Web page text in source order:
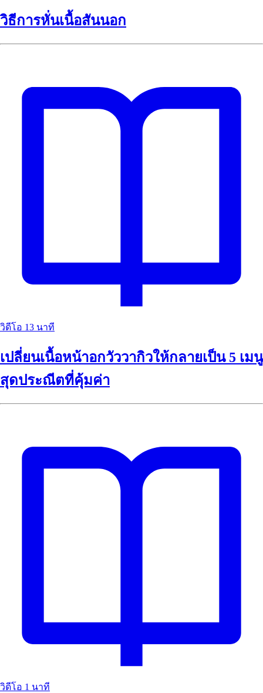
วิธีการหั่นเนื้อสันนอก
วิดีโอ 13 นาที
เปลี่ยนเนื้อหน้าอกวัววากิวให้กลายเป็น 5 เมนู
สุดประณีตที่คุ้มค่า
วิดีโอ 1 นาที